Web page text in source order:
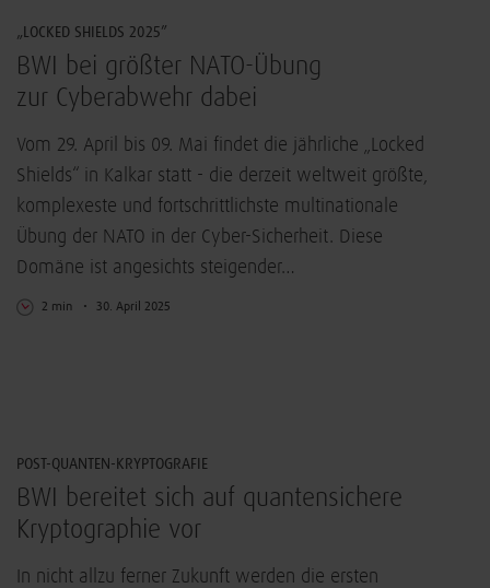
„LOCKED SHIELDS 2025”
BWI bei größter NATO-Übung
zur Cyberabwehr dabei
Vom 29. April bis 09. Mai findet die jährliche „Locked
Shields“ in Kalkar statt - die derzeit weltweit größte,
komplexeste und fortschrittlichste multinationale
Übung der NATO in der Cyber-Sicherheit. Diese
Domäne ist angesichts steigender…
2 min 30. April 2025
POST-QUANTEN-KRYPTOGRAFIE
BWI bereitet sich auf quantensichere
Kryptographie vor
In nicht allzu ferner Zukunft werden die ersten